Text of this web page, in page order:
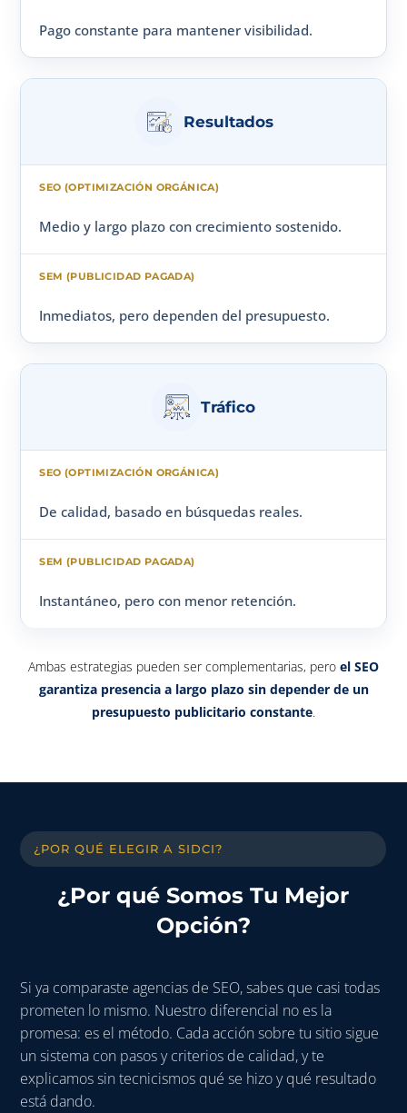
Pago constante para mantener visibilidad.
Resultados
Medio y largo plazo con crecimiento sostenido.
Inmediatos, pero dependen del presupuesto.
Tráfico
De calidad, basado en búsquedas reales.
Instantáneo, pero con menor retención.
Ambas estrategias pueden ser complementarias, pero el SEO
garantiza presencia a largo plazo sin depender de un
presupuesto publicitario constante.
¿POR QUÉ ELEGIR A SIDCI?
¿Por qué Somos Tu Mejor
Opción?
Si ya comparaste agencias de SEO, sabes que casi todas
prometen lo mismo. Nuestro diferencial no es la
promesa: es el método. Cada acción sobre tu sitio sigue
un sistema con pasos y criterios de calidad, y te
explicamos sin tecnicismos qué se hizo y qué resultado
está dando.